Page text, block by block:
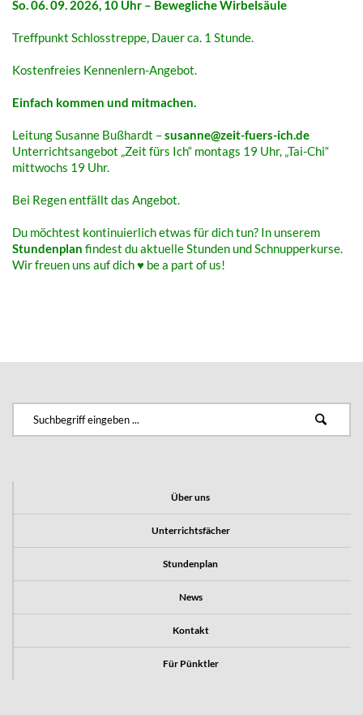
So. 06. 09. 2026, 10 Uhr – Beweg­li­che Wirbelsäule
Treff­punkt Schloss­trep­pe, Dauer ca. 1 Stunde.
Kosten­frei­es Kennenlern-Angebot.
Einfach kommen und mitmachen.
Leitung Susan­ne Bußhardt –susanne@zeit-fuers-ich.de
Unter­richts­an­ge­bot „Zeit fürs Ich“ montags 19 Uhr, „Tai-Chi“
mitt­wochs 19 Uhr.
Bei Regen entfällt das Angebot.
Du möch­test konti­nu­ier­lich etwas für dich tun? In unse­rem
Stun­den­plan findest du aktu­el­le Stun­den und Schnupperkurse.
Wir freu­en uns auf dich ♥ be a part of us!
Über uns
Unterrichtsfächer
Stundenplan
News
Kontakt
Für Pünktler